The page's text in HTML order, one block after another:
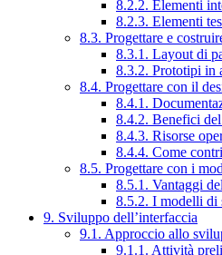
8.2.2. Elementi
8.2.3. Elementi
8.3. Progettare e
8.3.1. Layout di
8.3.2. Prototipi in
8.4. Progettare con il
8.4.1.
8.4.2. Benefici
8.4.3. Risorse
8.4.4. Come
8.5. Progettare con i
8.5.1. Vantaggi
8.5.2. I modelli di
9. Sviluppo dell’interfaccia
9.1. Approccio allo
9.1.1. Attività